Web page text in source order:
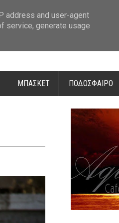
ΜΠΑΣΚΕΤ ΠΟΔΟΣΦΑΙΡΟ
address and user-agent
service, generate usage